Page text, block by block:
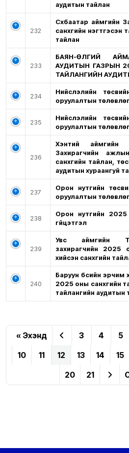
аудитын тайлан
232
Сүхбаатар аймгийн
санхүүгийн
тайлан
233
БАЯН-ӨЛГИЙ
АУДИТЫН ГАЗРЫН
ТАЙЛАНГИЙН
234
Нийслэлийн
оруулалтын
235
Нийслэлийн
оруулалтын
236
Хэнтий аймгийн
Захирагчийн
санхүүгийн тайлан,
аудитын хураангуй
237
Орон нутгийн
оруулалтын
238
Орон нутгийн
гүйцэтгэл
239
Увс аймгийн
захирагчийн 2025
хийсэн санхүүгийн
240
Баруун бүсийн эрчим
2025 оны санхүүгийн
тайлангийн аудитын
« Эхэнд 3 4 5
10
11 12 13 14 15
20
21